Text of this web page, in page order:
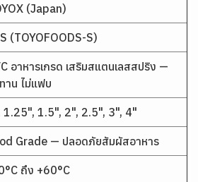
(Japan)
(TOYOFOODS-S)
อาหารเกรด เสริมสแตนเลสสปริง —
าน ไม่แฟบ
1.25", 1.5", 2", 2.5", 3", 4"
Grade — ปลอดภัยสัมผัสอาหาร
ถึง +60°C